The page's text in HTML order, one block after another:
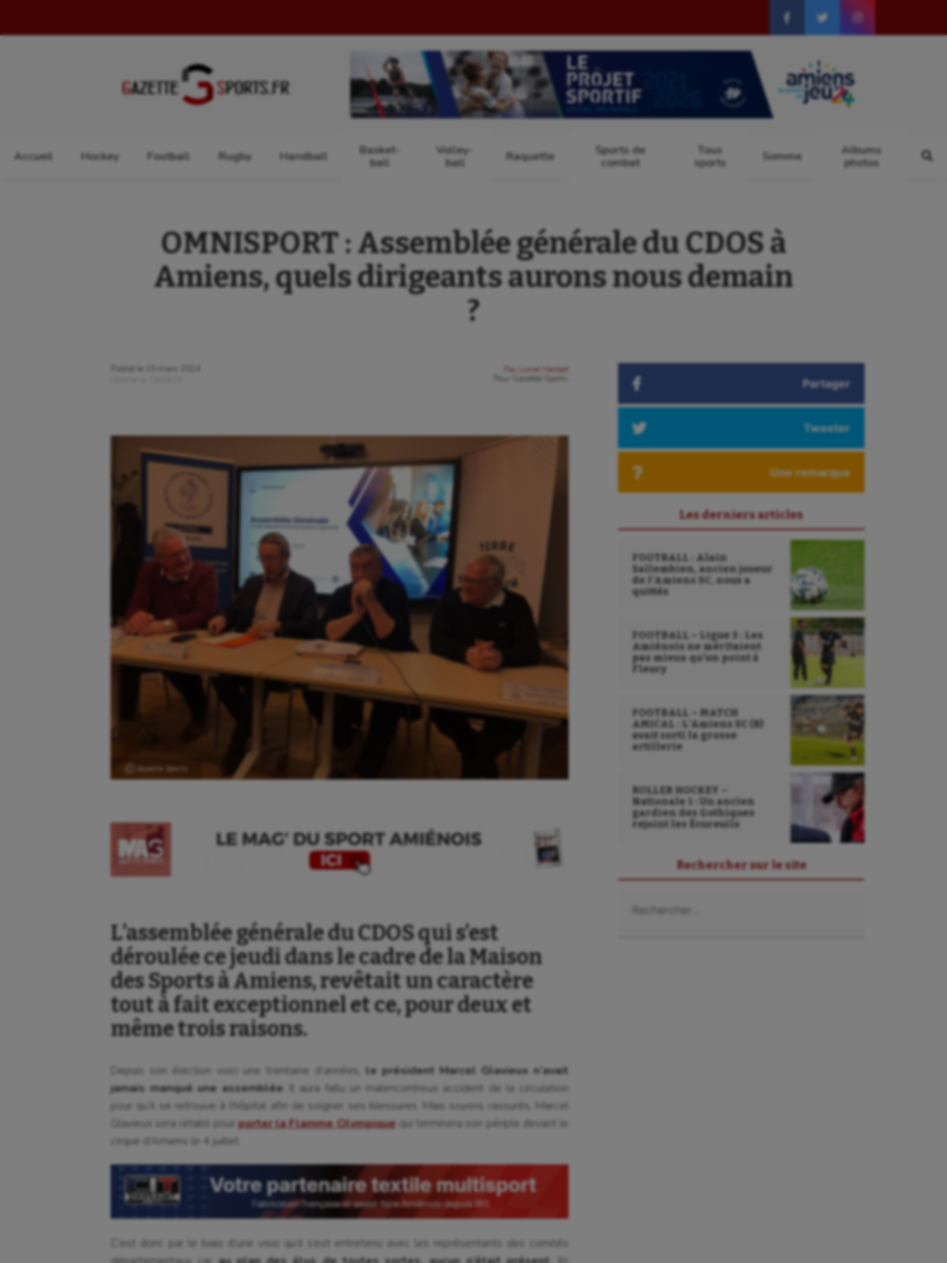
Accueil Hockey Football Rugby Handball
Basket-
ball
Volley-
ball
Raquette
Sports de
combat
Tous
sports
Somme
Albums
photos
OMNISPORT : Assemblée générale du CDOS à
Amiens, quels dirigeants aurons nous demain
?
Publié le
15 mars 2024
Par
Lionel Herbet
Gazette Sports
Ⓒ Gazette Sports
L’assemblée générale du CDOS qui s’est
déroulée ce jeudi dans le cadre de la Maison
des Sports à Amiens, revêtait un caractère
tout à fait exceptionnel et ce, pour deux et
même trois raisons.
Depuis son élection voici une trentaine d’années, le président Marcel Glavieux n’avait
jamais manqué une assemblée . Il aura fallu un malencontreux accident de la circulation
pour qu’il se retrouve à l’hôpital afin de soigner ses blessures. Mais soyons rassurés, Marcel
Glavieux sera rétabli pourporter laFlamme Olympiquequi terminera son périple devant le
cirque d’Amiens le 4 juillet.
C’est donc par le biais d’une visio qu’il s’est entretenu avec les représentants des comités
Partager
Tweeter
Une remarque
Les derniers articles
FOOTBALL : Alain
Sallembien, ancien joueur
de l’Amiens SC, nous a
quittés
FOOTBALL – Ligue 3 : Les
Amiénois ne méritaient
pas mieux qu’un point à
Fleury
FOOTBALL – MATCH
AMICAL : L’Amiens SC (B)
avait sorti la grosse
artillerie
ROLLER HOCKEY –
Nationale 1 : Un ancien
gardien des Gothiques
rejoint les Écureuils
Rechercher sur le site